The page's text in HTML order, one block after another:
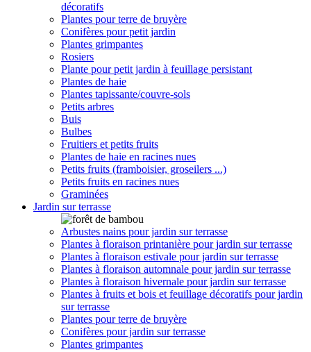
décoratifs
Plantes pour terre de bruyère
Conifères pour petit jardin
Plantes grimpantes
Rosiers
Plante pour petit jardin à feuillage persistant
Plantes de haie
Plantes tapissante/couvre-sols
Petits arbres
Buis
Bulbes
Fruitiers et petits fruits
Plantes de haie en racines nues
Petits fruits (framboisier, groseilers ...)
Petits fruits en racines nues
Graminées
Jardin sur terrasse
Arbustes nains pour jardin sur terrasse
Plantes à floraison printanière pour jardin sur terrasse
Plantes à floraison estivale pour jardin sur terrasse
Plantes à floraison automnale pour jardin sur terrasse
Plantes à floraison hivernale pour jardin sur terrasse
Plantes à fruits et bois et feuillage décoratifs pour jardin
sur terrasse
Plantes pour terre de bruyère
Conifères pour jardin sur terrasse
Plantes grimpantes